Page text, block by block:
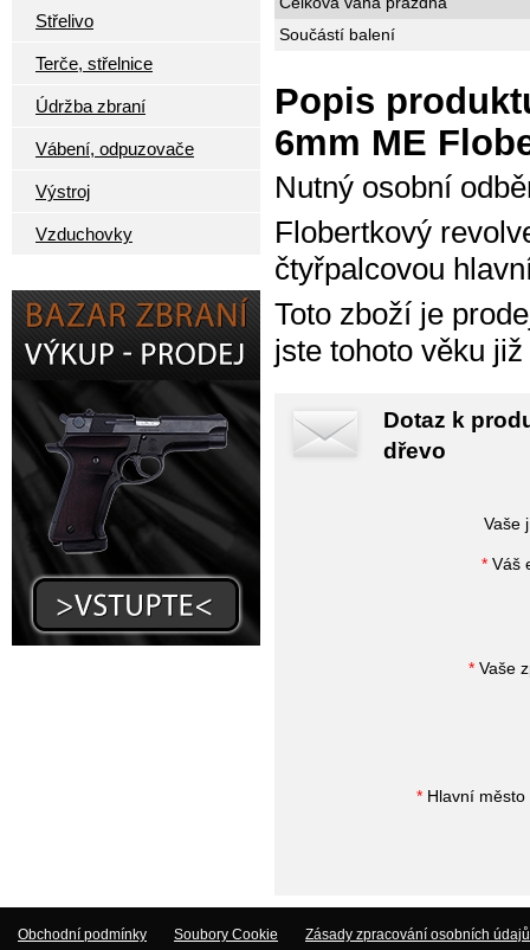
Střelivo
Terče, střelnice
Údržba zbraní
Vábení, odpuzovače
Výstroj
Vzduchovky
Součástí balení
Popis
6mm ME
Nutný osobní
Flobertkový
čtyřpalcovou
Toto zboží je
jste tohoto věku
Dotaz k
dřevo
Vaše
* Váš
* Vaše
* Hlavní město
Obchodní podmínky Soubory Cookie Zásady zpracování osobních údajů